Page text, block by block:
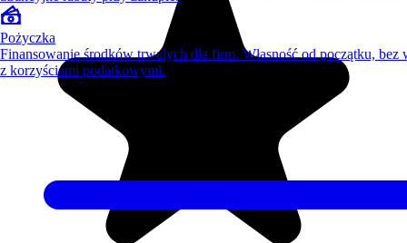
Pożyczka
Finansowanie środków trwałych dla firm. Własność od początku, bez
z korzyściami podatkowymi.